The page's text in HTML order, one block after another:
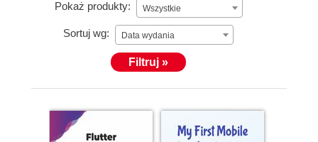
Pokaż produkty: Wszystkie
Sortuj wg: Data wydania
Filtruj »